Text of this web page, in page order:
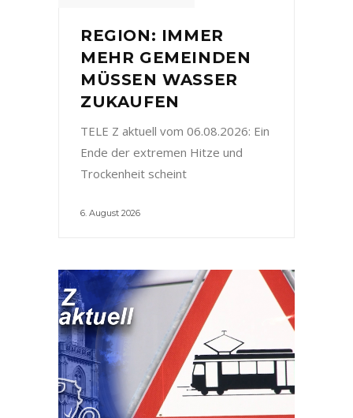
REGION: IMMER
MEHR GEMEINDEN
MÜSSEN WASSER
ZUKAUFEN
TELE Z aktuell vom 06.08.2026: Ein
Ende der extremen Hitze und
Trockenheit scheint
6. August 2026